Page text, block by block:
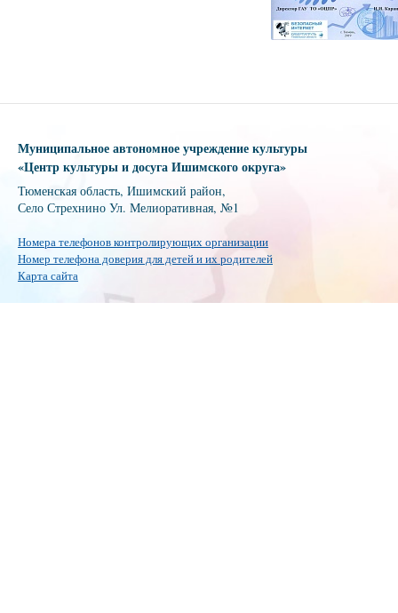
Муниципальное автономное учреждение культуры
«Центр культуры и досуга Ишимского округа»
Тюменская область, Ишимский район,
Село Стрехнино Ул. Мелиоративная, №1
Номера телефонов контролирующих организации
Номер телефона доверия для детей и их родителей
Карта сайта